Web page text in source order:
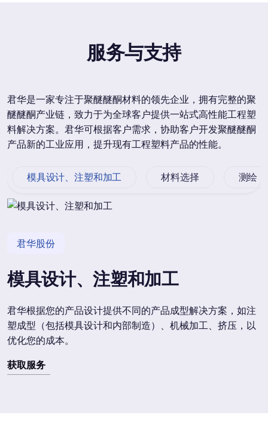
服务与支持
君华是一家专注于聚醚醚酮材料的领先企业，拥有完整的聚
醚醚酮产业链，致力于为全球客户提供一站式高性能工程塑
料解决方案。君华可根据客户需求，协助客户开发聚醚醚酮
产品新的工业应用，提升现有工程塑料产品的性能。
模具设计、注塑和加工 材料选择 测绘
君华股份
模具设计、注塑和加工
君华根据您的产品设计提供不同的产品成型解决方案，如注
塑成型（包括模具设计和内部制造）、机械加工、挤压，以
优化您的成本。
获取服务